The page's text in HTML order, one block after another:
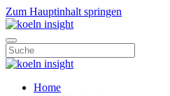
Zum Hauptinhalt springen
Home